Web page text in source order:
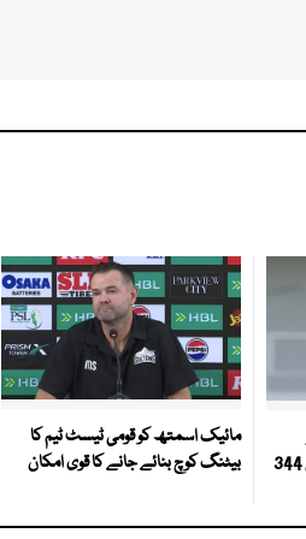
بالنگ، ویسٹ انڈیز پہلی اننگز میں 344
مائیک اسمتھ کو قومی ٹیسٹ ٹیم کا
بیٹنگ کوچ بنائے جانے کا قوی امکان